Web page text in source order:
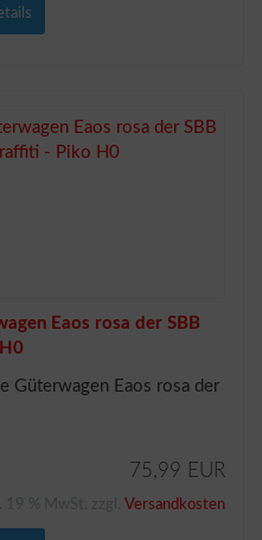
Eaos rosa der SBB
Güterwagen Eaos rosa der
75,99 EUR
Versandkosten